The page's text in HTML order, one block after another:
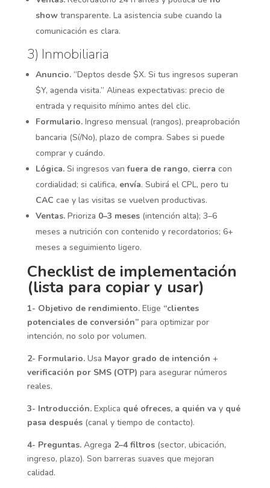
showtransparente. La asistencia sube cuando la
comunicación es clara.
3) Inmobiliaria
Anuncio.“Deptos desde $X. Si tus ingresos superan
$Y, agenda visita.” Alineas expectativas: precio de
entrada y requisito mínimo antes del clic.
Formulario.Ingreso mensual (rangos), preaprobación
bancaria (Sí/No), plazo de compra. Sabes si puede
comprar y cuándo.
Lógica.Si ingresos vanfuera de rango, cierra con
cordialidad; si califica, envía. Subirá el CPL, pero tu
CAC cae y las visitas se vuelven productivas.
Ventas.Prioriza 0–3 meses(intención alta); 3–6
meses a nutrición con contenido y recordatorios; 6+
meses a seguimiento ligero.
Checklist de implementación
(lista para copiar y usar)
1- Objetivo de rendimiento.Elige “clientes
potenciales de conversión”para optimizar por
intención, no solo por volumen.
2- Formulario.Usa Mayor grado de intención +
verificación por SMS (OTP) para asegurar números
reales.
3- Introducción.Explica qué ofreces, a quién va y qué
pasa después(canal y tiempo de contacto).
4- Preguntas.Agrega 2–4 filtros(sector, ubicación,
ingreso, plazo). Son barreras suaves que mejoran
calidad.